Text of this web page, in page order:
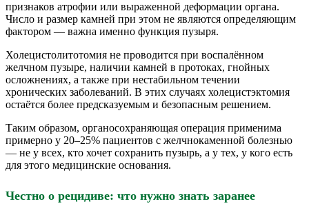
признаков атрофии или выраженной деформации органа.
Число и размер камней при этом не являются определяющим
фактором — важна именно функция пузыря.
Холецистолитотомия не проводится при воспалённом
желчном пузыре, наличии камней в протоках, гнойных
осложнениях, а также при нестабильном течении
хронических заболеваний. В этих случаях холецистэктомия
остаётся более предсказуемым и безопасным решением.
Таким образом, органосохраняющая операция применима
примерно у 20–25% пациентов с желчнокаменной болезнью
— не у всех, кто хочет сохранить пузырь, а у тех, у кого есть
для этого медицинские основания.
Честно о рецидиве: что нужно знать заранее